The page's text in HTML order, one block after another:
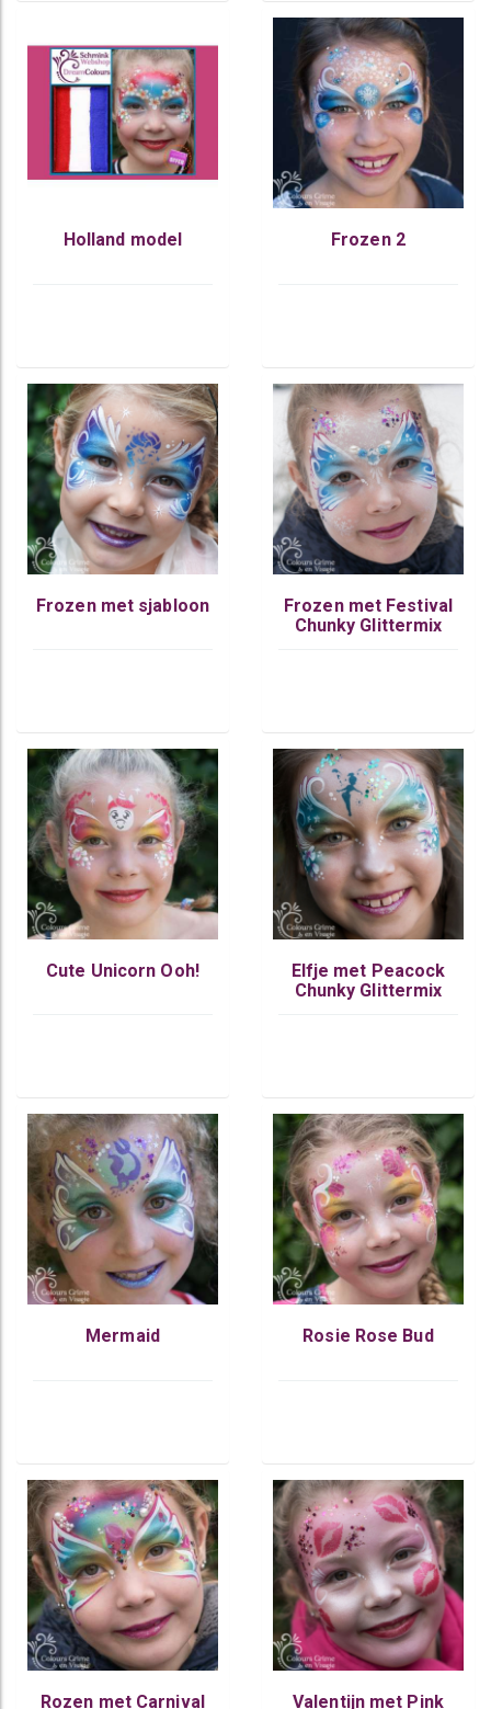
Holland model Frozen 2
Frozen met sjabloon
Frozen met Festival
Chunky Glittermix
Cute Unicorn Ooh!
Elfje met Peacock
Chunky Glittermix
Mermaid Rosie Rose Bud
Rozen met Carnival Valentijn met Pink